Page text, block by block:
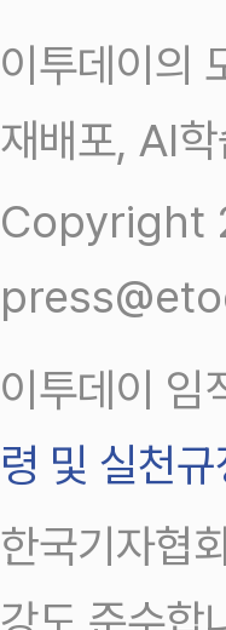
이투데이의
재배포, AI
Copyright
이투데이 임
령 및 실천규
한국기자협